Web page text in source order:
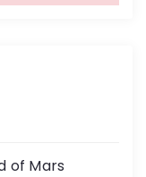
of Mars